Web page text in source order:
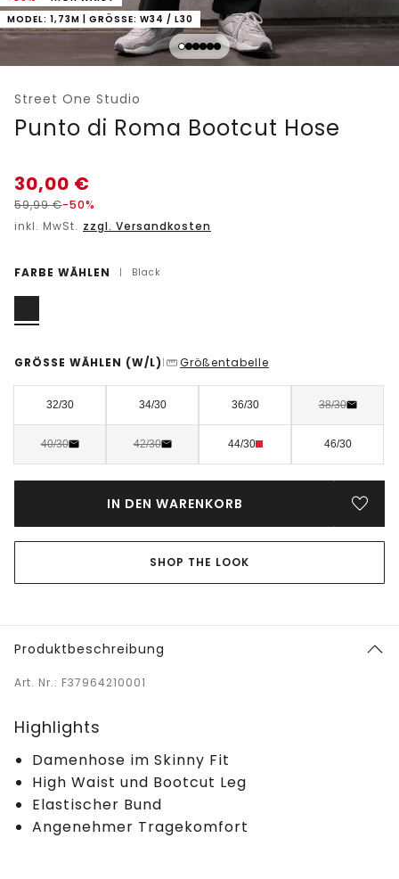
MODEL: 1,73M | GRÖSSE: W34 / L30
Street One Studio
Punto di Roma Bootcut Hose
30,00 €
59,99€-50%
inkl. MwSt. zzgl. Versandkosten
FARBE WÄHLEN | Black
GRÖSSE WÄHLEN (W/L) | Größentabelle
32/30 34/30 36/30 38/30
40/30 42/30 44/30 46/30
IN DEN WARENKORB
SHOP THE LOOK
Produktbeschreibung
Art. Nr.: F37964210001
Highlights
Damenhose im Skinny Fit
High Waist und Bootcut Leg
Elastischer Bund
Angenehmer Tragekomfort